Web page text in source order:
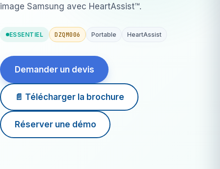
image Samsung avec HeartAssist™.
ESSENTIEL DZQM006 Portable HeartAssist
Demander un devis
📄 Télécharger la brochure
Réserver une démo
90 min
autonomie batterie